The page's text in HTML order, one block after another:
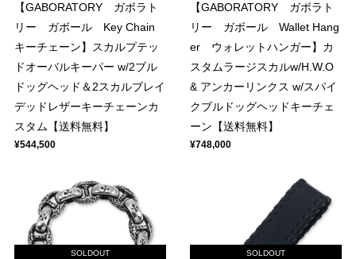
【GABORATORY ガボラト
リー ガボール Key Chain
キーチェーン】スカルプテッ
ドオーバルキーパー w/2ブル
ドッグヘッド＆2スカルブレイ
デッドレザーキーチェーンカ
スタム【送料無料】
¥544,500
【GABORATORY ガボラト
リー ガボール Wallet Hang
er ウォレットハンガー】カ
スタムラージスカルw/H.W.O
& アンカーリンクス w/スパイ
クブルドッグヘッドキーチェ
ーン【送料無料】
¥748,000
SOLDOUT SOLDOUT